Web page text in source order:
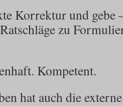
Korrektur und gebe
zu
Kompetent.
hat auch die